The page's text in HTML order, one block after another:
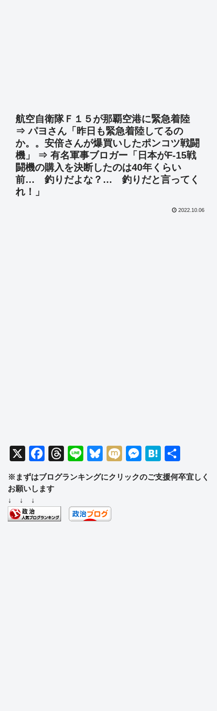
航空自衛隊Ｆ１５が那覇空港に緊急着陸
⇒ パヨさん「昨日も緊急着陸してるの
か。。安倍さんが爆買いしたポンコツ戦闘
機」 ⇒ 有名軍事ブロガー「日本がF-15戦
闘機の購入を決断したのは40年くらい
前… 釣りだよな？… 釣りだと言ってく
れ！」
2022.10.06
X
F
a
c
b
T
hr
e
d
Li
n
e
Bl
e
y
M
ixi
M
ss
H
at
e
有
※まずはブログランキングにクリックのご支援何卒宜しく
お願いします
↓ ↓ ↓